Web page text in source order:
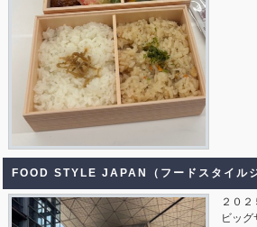
FOOD STYLE JAPAN（フードスタイル
２０
ビッ